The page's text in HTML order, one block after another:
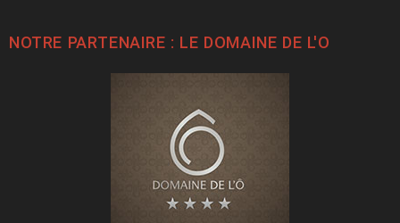
NOTRE PARTENAIRE : LE DOMAINE DE L'O